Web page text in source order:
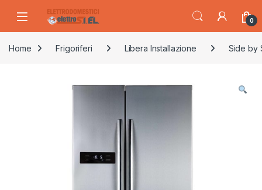
0
Home Frigoriferi Libera Installazione Side by